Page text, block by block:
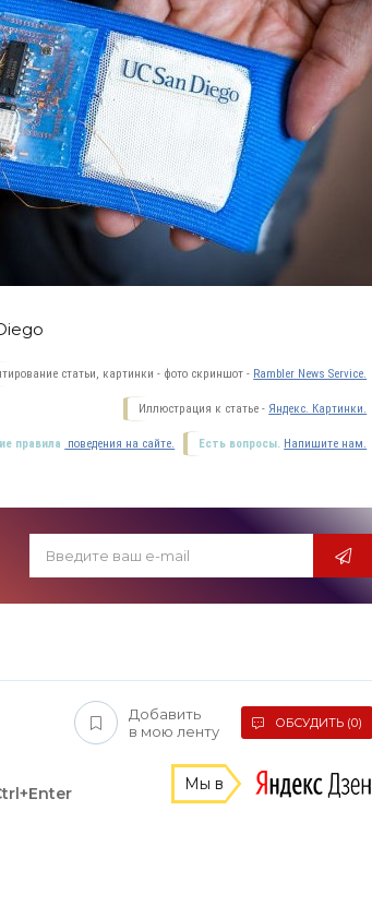
статьи, картинки - фото скриншот - Rambler News Service.
Иллюстрация к статье - Яндекс. Картинки.
Есть вопросы. Напишите нам.
правила поведения на сайте.
Добавить
в мою ленту
ОБСУДИТЬ (0)
Мы в